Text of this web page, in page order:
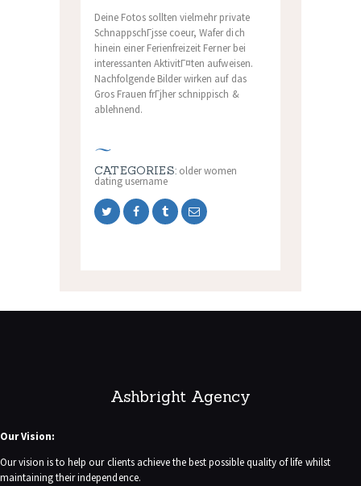
Deine Fotos sollten vielmehr private
SchnappschГјsse coeur, Wafer dich
hinein einer Ferienfreizeit Ferner bei
interessanten AktivitГ¤ten aufweisen.
Nachfolgende Bilder wirken auf das
Gros Frauen frГјher schnippisch &
ablehnend.
CATEGORIES: older women
dating username
Ashbright Agency
Our Vision:
Our vision is to help our clients achieve the best possible quality of life whilst
maintaining their independence.